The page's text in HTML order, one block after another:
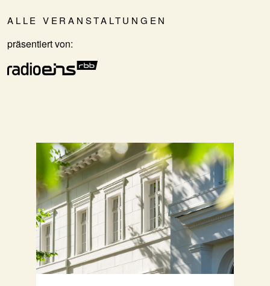
ALLE VERANSTALTUNGEN
präsentiert von: